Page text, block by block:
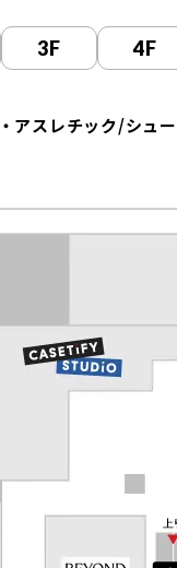
3F 4F
アスレチック/シュ